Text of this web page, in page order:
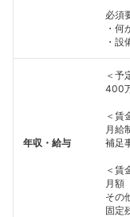
必須
・何
・設
年収・給与
＜予
400
＜賃
月給
補足
＜賃
月額
その
固定